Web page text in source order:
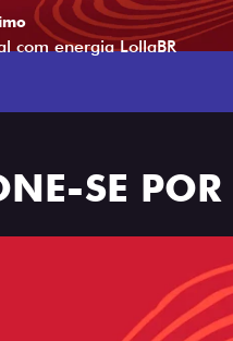
que acompanha o seu
SE POR